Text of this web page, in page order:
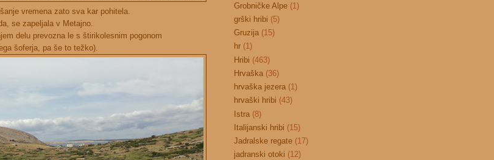
vremena zato sva kar pohitela.
se zapeljala v Metajno.
delu prevozna le s štirikolesnim pogonom
šoferja, pa še to težko).
Grobničke Alpe (1)
grški hribi (5)
Gruzija (15)
hr (1)
Hribi (463)
Hrvaška (36)
hrvaška jezera (1)
hrvaški hribi (43)
Istra (8)
Italijanski hribi (15)
Jadralske regate (17)
jadranski otoki (12)